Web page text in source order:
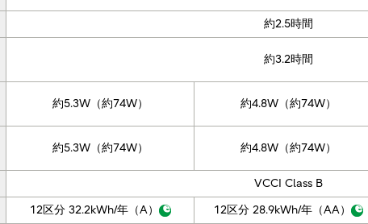
約2.5時間
約3.2時間
約5.3W（約74W） 約4.8W（約74W）
約5.3W（約74W） 約4.8W（約74W）
VCCI Class B
12区分 32.2kWh/年（A） 12区分 28.9kWh/年（AA）